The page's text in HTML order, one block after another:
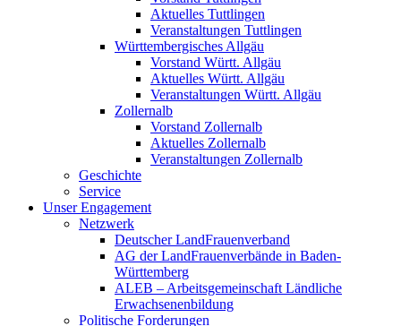
Aktuelles Tuttlingen
Veranstaltungen Tuttlingen
Württembergisches Allgäu
Vorstand Württ. Allgäu
Aktuelles Württ. Allgäu
Veranstaltungen Württ. Allgäu
Zollernalb
Vorstand Zollernalb
Aktuelles Zollernalb
Veranstaltungen Zollernalb
Geschichte
Service
Unser Engagement
Netzwerk
Deutscher LandFrauenverband
AG der LandFrauenverbände in Baden-
Württemberg
ALEB – Arbeitsgemeinschaft Ländliche
Erwachsenenbildung
Politische Forderungen